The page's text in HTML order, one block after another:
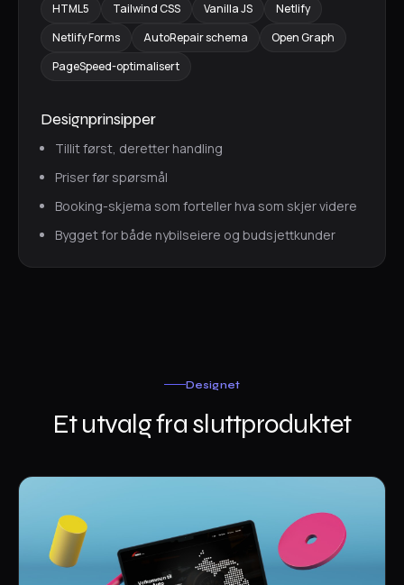
HTML5 Tailwind CSS Vanilla JS
Netlify
Netlify Forms
AutoRepair schema
Open Graph
PageSpeed-optimalisert
Designprinsipper
Tillit først, deretter handling
Priser før spørsmål
Booking-skjema som forteller hva som skjer videre
Bygget for både nybilseiere og budsjettkunder
Designet
Et utvalg fra sluttproduktet